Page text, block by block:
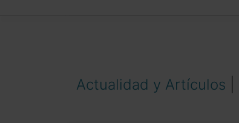
Actualidad y Artículos